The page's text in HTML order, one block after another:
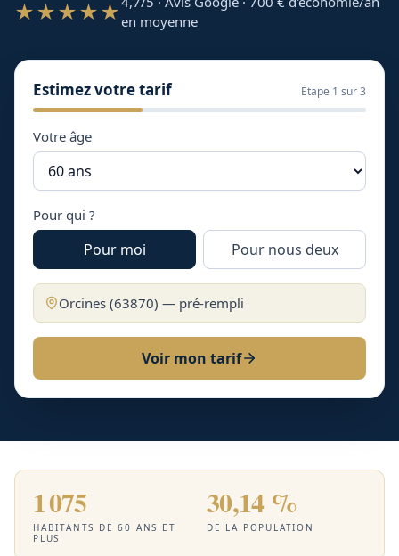
★★★★★en moyenne
Estimez votre tarif Étape 1 sur 3
Votre âge
Pour qui ?
Pour moi Pour nous deux
Orcines (63870) — pré-rempli
Voir mon tarif
1 075
HABITANTS DE 60 ANS ET
PLUS
30,14 %
DE LA POPULATION